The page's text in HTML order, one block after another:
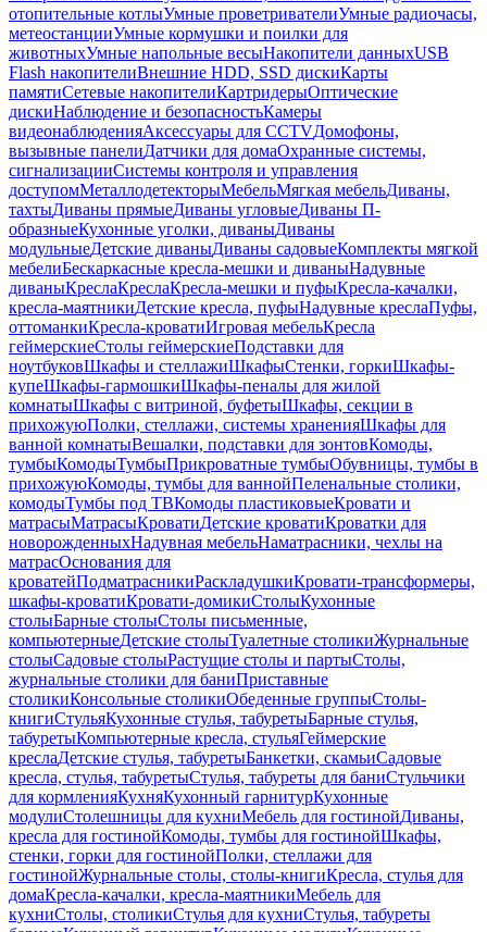
отопительные котлыУмные проветривателиУмные радиочасы,
метеостанцииУмные кормушки и поилки для
животныхУмные напольные весыНакопители данныхUSB
Flash накопителиВнешние HDD, SSD дискиКарты
памятиСетевые накопителиКартридерыОптические
дискиНаблюдение и безопасностьКамеры
видеонаблюденияАксессуары для CCTVДомофоны,
вызывные панелиДатчики для домаОхранные системы,
сигнализацииСистемы контроля и управления
доступомМеталлодетекторыМебельМягкая мебельДиваны,
тахтыДиваны прямыеДиваны угловыеДиваны П-
образныеКухонные уголки, диваныДиваны
модульныеДетские диваныДиваны садовыеКомплекты мягкой
мебелиБескаркасные кресла-мешки и диваныНадувные
диваныКреслаКреслаКресла-мешки и пуфыКресла-качалки,
кресла-маятникиДетские кресла, пуфыНадувные креслаПуфы,
оттоманкиКресла-кроватиИгровая мебельКресла
геймерскиеСтолы геймерскиеПодставки для
ноутбуковШкафы и стеллажиШкафыСтенки, горкиШкафы-
купеШкафы-гармошкиШкафы-пеналы для жилой
комнатыШкафы с витриной, буфетыШкафы, секции в
прихожуюПолки, стеллажи, системы храненияШкафы для
ванной комнатыВешалки, подставки для зонтовКомоды,
тумбыКомодыТумбыПрикроватные тумбыОбувницы, тумбы в
прихожуюКомоды, тумбы для ваннойПеленальные столики,
комодыТумбы под ТВКомоды пластиковыеКровати и
матрасыМатрасыКроватиДетские кроватиКроватки для
новорожденныхНадувная мебельНаматрасники, чехлы на
матрасОснования для
кроватейПодматрасникиРаскладушкиКровати-трансформеры,
шкафы-кроватиКровати-домикиСтолыКухонные
столыБарные столыСтолы письменные,
компьютерныеДетские столыТуалетные столикиЖурнальные
столыСадовые столыРастущие столы и партыСтолы,
журнальные столики для баниПриставные
столикиКонсольные столикиОбеденные группыСтолы-
книгиСтульяКухонные стулья, табуретыБарные стулья,
табуретыКомпьютерные кресла, стульяГеймерские
креслаДетские стулья, табуретыБанкетки, скамьиСадовые
кресла, стулья, табуретыСтулья, табуреты для баниСтульчики
для кормленияКухняКухонный гарнитурКухонные
модулиСтолешницы для кухниМебель для гостинойДиваны,
кресла для гостинойКомоды, тумбы для гостинойШкафы,
стенки, горки для гостинойПолки, стеллажи для
гостинойЖурнальные столы, столы-книгиКресла, стулья для
домаКресла-качалки, кресла-маятникиМебель для
кухниСтолы, столикиСтулья для кухниСтулья, табуреты